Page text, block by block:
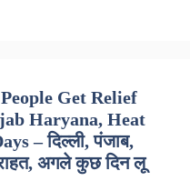
Get Relief
Haryana, Heat
– दिल्ली, पंजाब,
राहत, अगले कुछ दिन लू